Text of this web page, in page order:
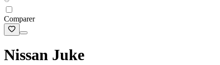
Comparer
Nissan Juke